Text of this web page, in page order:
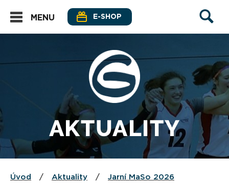
MENU E-SHOP
AKTUALITY
Úvod / Aktuality / Jarní MaSo 2026